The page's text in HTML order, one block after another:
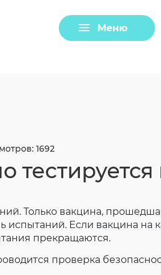
Меню
1692
Только вакцина,
Если вакцина на
прекращаются.
проверка
Задать
Загрузить файл